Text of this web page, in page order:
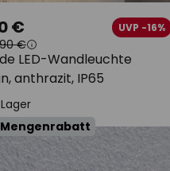
LED-Wandleuchte
anthrazit, IP65
€ UVP -16%
€